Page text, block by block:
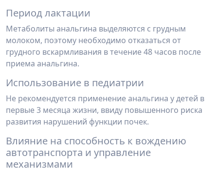
Период лактации
Метаболиты анальгина выделяются с грудным
молоком, поэтому необходимо отказаться от
грудного вскармливания в течение 48 часов после
приема анальгина.
Использование в педиатрии
Не рекомендуется применение анальгина у детей в
первые 3 месяца жизни, ввиду повышенного риска
развития нарушений функции почек.
Влияние на способность к вождению
автотранспорта и управление
механизмами